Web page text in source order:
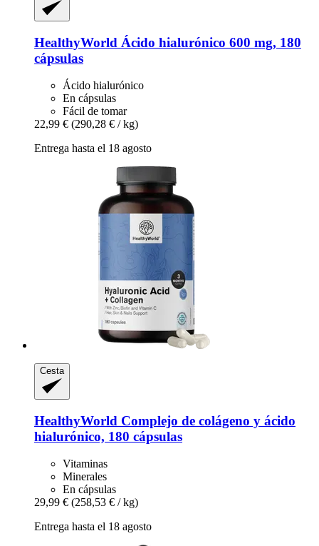
HealthyWorld Ácido hialurónico 600 mg, 180
cápsulas
Ácido hialurónico
En cápsulas
Fácil de tomar
22,99 € (290,28 € / kg)
Entrega hasta el 18 agosto
Cesta
HealthyWorld Complejo de colágeno y ácido
hialurónico, 180 cápsulas
Vitaminas
Minerales
En cápsulas
29,99 € (258,53 € / kg)
Entrega hasta el 18 agosto